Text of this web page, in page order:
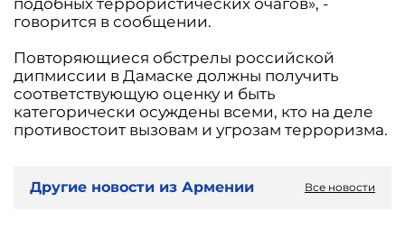
говорится в сообщении.
Повторяющиеся обстрелы российской
дипмиссии в Дамаске должны получить
соответствующую оценку и быть
категорически осуждены всеми, кто на деле
противостоит вызовам и угрозам терроризма.
Другие новости из Армении Все новости